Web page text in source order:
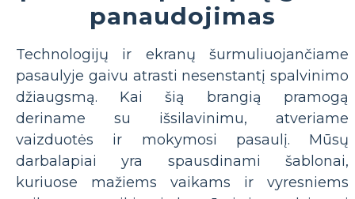
panaudojimas
Technologijų ir ekranų šurmuliuojančiame
pasaulyje gaivu atrasti nesenstantį spalvinimo
džiaugsmą. Kai šią brangią pramogą
deriname su išsilavinimu, atveriame
vaizduotės ir mokymosi pasaulį. Mūsų
darbalapiai yra spausdinami šablonai,
kuriuose mažiems vaikams ir vyresniems